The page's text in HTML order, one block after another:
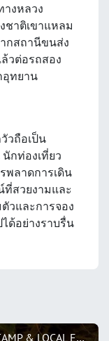
งหลวง
ชาติเขาแหลม
กสถานีขนส่ง
วต่อรถสอง
อุทยาน
วถือเป็น
กท่องเที่ยว
พลาดการเดิน
ที่สวยงามและ
วและการจอง
ด้อย่างราบรื่น
ทัวร์ 3 วัน 2 คืน RIVER KWAI TENTED CAMP & LOCAL EXPERIENCE